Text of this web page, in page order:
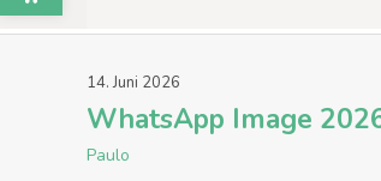
14. Juni 2026
WhatsApp Image
Paulo